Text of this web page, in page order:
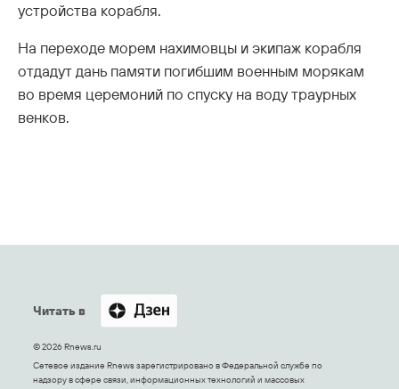
устройства корабля.
На переходе морем нахимовцы и экипаж корабля
отдадут дань памяти погибшим военным морякам
во время церемоний по спуску на воду траурных
венков.
Читать в
© 2026 Rnews.ru
Сетевое издание Rnews зарегистрировано в Федеральной службе по
надзору в сфере связи, информационных технологий и массовых